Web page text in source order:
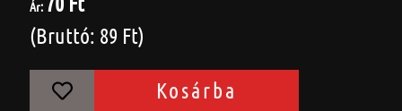
Ár:
(Bruttó: 89 Ft)
Kosárba